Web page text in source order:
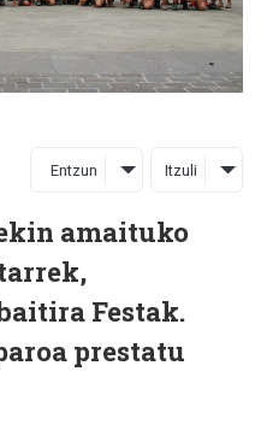
Entzun Itzuli
amaituko
Festak.
prestatu